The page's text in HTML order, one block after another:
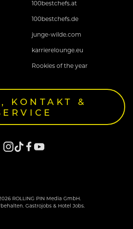
100bestchefs.at
100bestchefs.de
junge-wilde.com
karrierelounge.eu
Rookies of the year
KONTAKT &
ROLLING PIN Media GmbH.
Gastrojobs & Hotel Jobs.